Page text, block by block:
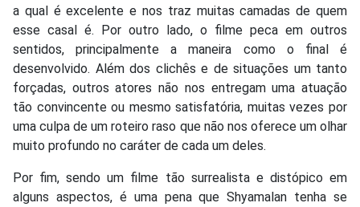
a qual é excelente e nos traz muitas camadas de quem
esse casal é. Por outro lado, o filme peca em outros
sentidos, principalmente a maneira como o final é
desenvolvido. Além dos clichês e de situações um tanto
forçadas, outros atores não nos entregam uma atuação
tão convincente ou mesmo satisfatória, muitas vezes por
uma culpa de um roteiro raso que não nos oferece um olhar
muito profundo no caráter de cada um deles.
Por fim, sendo um filme tão surrealista e distópico em
alguns aspectos, é uma pena que Shyamalan tenha se